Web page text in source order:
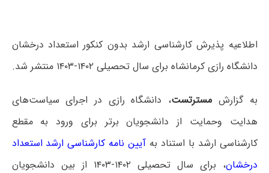
اطلاعیه پذیرش کارشناسی ارشد بدون کنکور استعداد درخشان
دانشگاه رازی کرمانشاه برای سال تحصیلی ۱۴۰۲-۱۴۰۳ منتشر شد.
به گزارش مسترتست، دانشگاه رازی در اجرای سیاست‌های
هدایت وحمایت از دانشجویان برتر برای ورود به مقطع
کارشناسی ارشد با استناد به آیین نامه کارشناسی ارشد استعداد
درخشان
، برای سال تحصیلی ۱۴۰۲-۱۴۰۳ از بین دانشجویان